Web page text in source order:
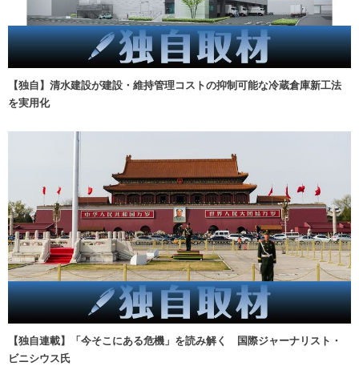
【独自】清水建設が建設・維持管理コストの抑制可能な冷蔵倉庫新工法
を実用化
【独自連載】「今そこにある危機」を読み解く 国際ジャーナリスト・
ビニシウス氏